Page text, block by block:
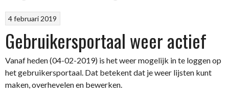
4 februari 2019
Gebruikersportaal weer actief
Vanaf heden (04-02-2019) is het weer mogelijk in te loggen op
het gebruikersportaal. Dat betekent dat je weer lijsten kunt
maken, overhevelen en bewerken.